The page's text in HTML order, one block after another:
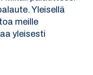
Yleisellä
meille
yleisesti